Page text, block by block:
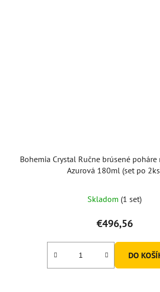
Bohemia Crystal Ručne brúsené poháre
Azurová 180ml (set po
Skladom (1 set)
€496,56
DO